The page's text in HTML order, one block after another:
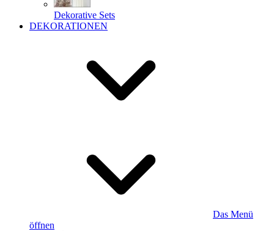
Dekorative Sets
DEKORATIONEN
Das Menü
öffnen